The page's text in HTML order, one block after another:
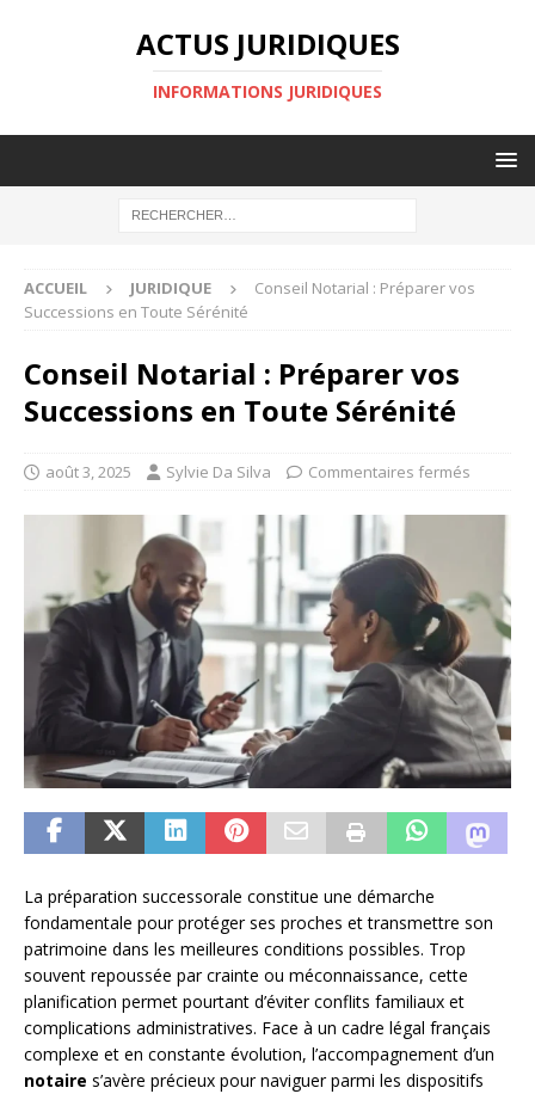
ACTUS JURIDIQUES
INFORMATIONS JURIDIQUES
ACCUEIL JURIDIQUE
Conseil Notarial : Préparer vos
Successions en Toute Sérénité
Conseil Notarial : Préparer vos
Successions en Toute Sérénité
août 3, 2025 Sylvie Da Silva Commentaires fermés
La préparation successorale constitue une démarche
fondamentale pour protéger ses proches et transmettre son
patrimoine dans les meilleures conditions possibles. Trop
souvent repoussée par crainte ou méconnaissance, cette
planification permet pourtant d’éviter conflits familiaux et
complications administratives. Face à un cadre légal français
complexe et en constante évolution, l’accompagnement d’un
notaire s’avère précieux pour naviguer parmi les dispositifs